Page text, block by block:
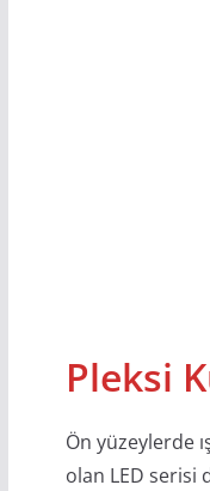
Pleksi
Ön yüzeylerde
olan LED serisi